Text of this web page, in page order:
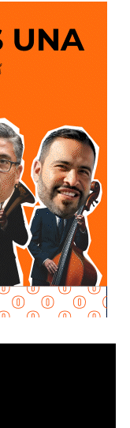
la revisión será
en ese punto:
ahí.
definirá si
había tenido